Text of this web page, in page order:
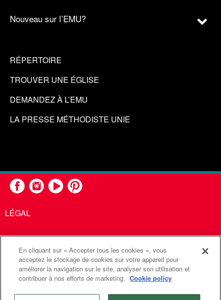
Nouveau sur l’EMU?
RÉPERTOIRE
TROUVER UNE ÉGLISE
DEMANDEZ À L’EMU
LA PRESSE MÉTHODISTE UNIE
LÉGAL
United Methodist Communications est une agence de l'Église
Méthodiste Unie
Communications Méthodistes Unies. Tous droits
réservés
En cliquant sur « Accepter tous les cookies », vous
acceptez le stockage de cookies sur votre appareil pour
améliorer la navigation sur le site, analyser son utilisation et
contribuer à nos efforts de marketing. Cookie policy